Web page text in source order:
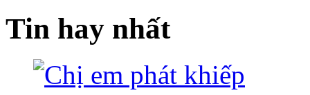
Tin hay nhất